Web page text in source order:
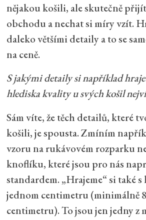
nějakou košili, ale skutečně
obchodu a nechat si míry vzít.
daleko většími detaily a to se
na ceně.
S jakými detaily si například
hlediska kvality u svých košil
Sám víte, že těch detailů, které
košili, je spousta. Zmíním
vzoru na rukávovém rozparku
knoflíku, které jsou pro nás
standardem. „Hrajeme“ si také
jednom centimetru (minimálně
centimetru). To jsou jen jedny z